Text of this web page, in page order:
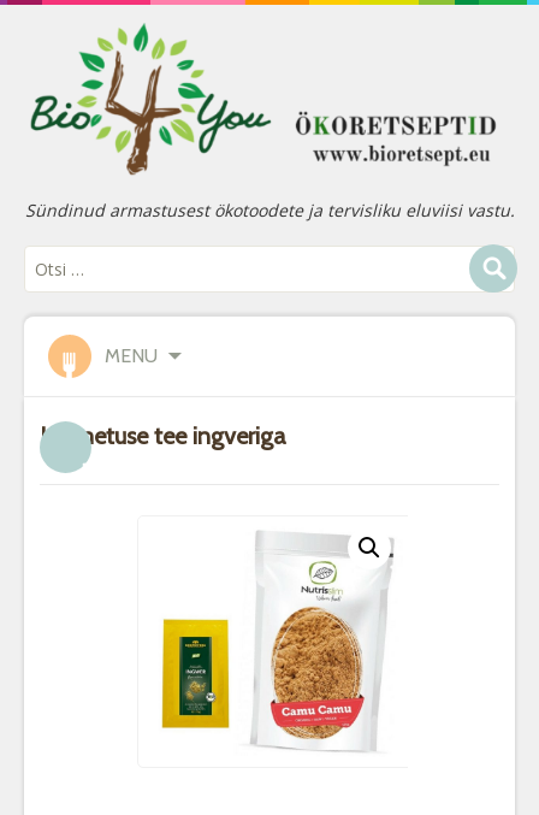
Sündinud armastusest ökotoodete ja tervisliku eluviisi vastu.
MENU
Külmetuse tee ingveriga